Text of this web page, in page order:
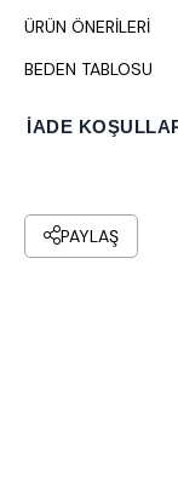
ÜRÜN ÖNERILERI
BEDEN TABLOSU
İADE
PAYLAŞ